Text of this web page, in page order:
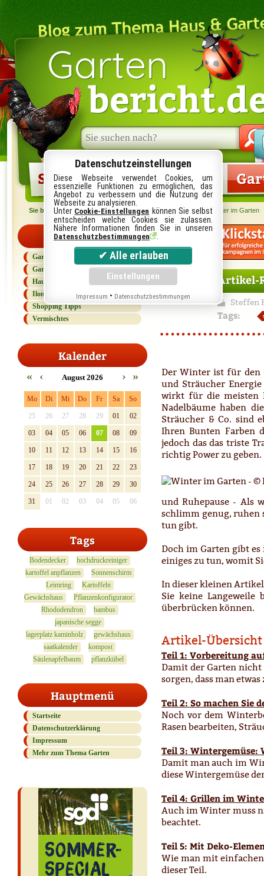
Garten
Suche
im
Blog:
Startseite Gartenlexikon
Sie befinden sich hier: Startseite›Garten› Artikel-Reihe: Der Winter im Garten
Kategorien
Garten
Gartenlexikon
Haus und Haushalt
Ilonas Kolumne
Shopping Tipps
Vermischtes
Kalender
« ‹ August 2026 »
›
Mo Di Mi Do Fr Sa So
25 26 27 28 29 01 02
03 04 05 06 07 08 09
10 11 12 13 14 15 16
17 18 19 20 21 22 23
24 25 26 27 28 29 30
31 01 02 03 04 05 06
Tags
Bodendecker
hochdruckreiniger
kartoffel anpflanzen
Sonnenschirm
Leimring
Kartoffeln
Gewächshaus
Pflanzenkonfigurator
Rhododendron
bambus
japanische segge
lagerplatz kaminholz
gewächshaus
saatkalender
kompost
Säulenapfelbaum
pflanzkübel
Hauptmenü
Startseite
Datenschutzerklärung
Impressum
Mehr zum Thema Garten
Artikel-
Steffen
Tags:
Der Winter ist für den
und Sträucher
wirkt für die meisten
Nadelbäume haben
Sträucher & Co. sind
Ihren Bunten Farben
jedoch das das triste
richtig Power zu geben.
und Ruhepause - Als
schlimm genug, ruhen
tun gibt.
Doch im Garten gibt
einiges zu tun, womit
In dieser kleinen
Sie keine
überbrücken können.
Artikel-Übersicht
Teil 1: Vorbereitung
Damit der Garten
sorgen, dass man
Teil 2: So machen Sie
Noch vor dem
Rasen bearbeiten,
Teil 3: Wintergemüse:
Damit man auch im
diese Wintergemüse
Teil 4: Grillen im
Auch im Winter muss
beachtet.
Teil 5: Mit Deko-
Wie man mit
dieser Teil.
Datenschutzeinstellungen
Diese Webseite verwendet Cookies, um
essenzielle Funktionen zu ermöglichen, das
Angebot zu verbessern und die Nutzung der
Webseite zu analysieren.
Unter Cookie-Einstellungen können Sie selbst
entscheiden welche Cookies sie zulassen.
Nähere Informationen finden Sie in unseren
Datenschutzbestimmungen
Impressum • Datenschutzbestimmungen